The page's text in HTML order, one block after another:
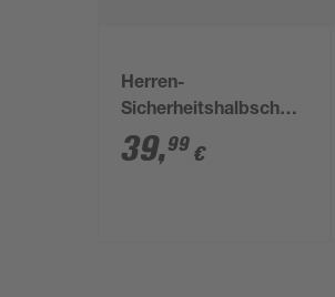
Herren-
Sicherheitshalbschuhe
S3 Gr. 45
39,99 €